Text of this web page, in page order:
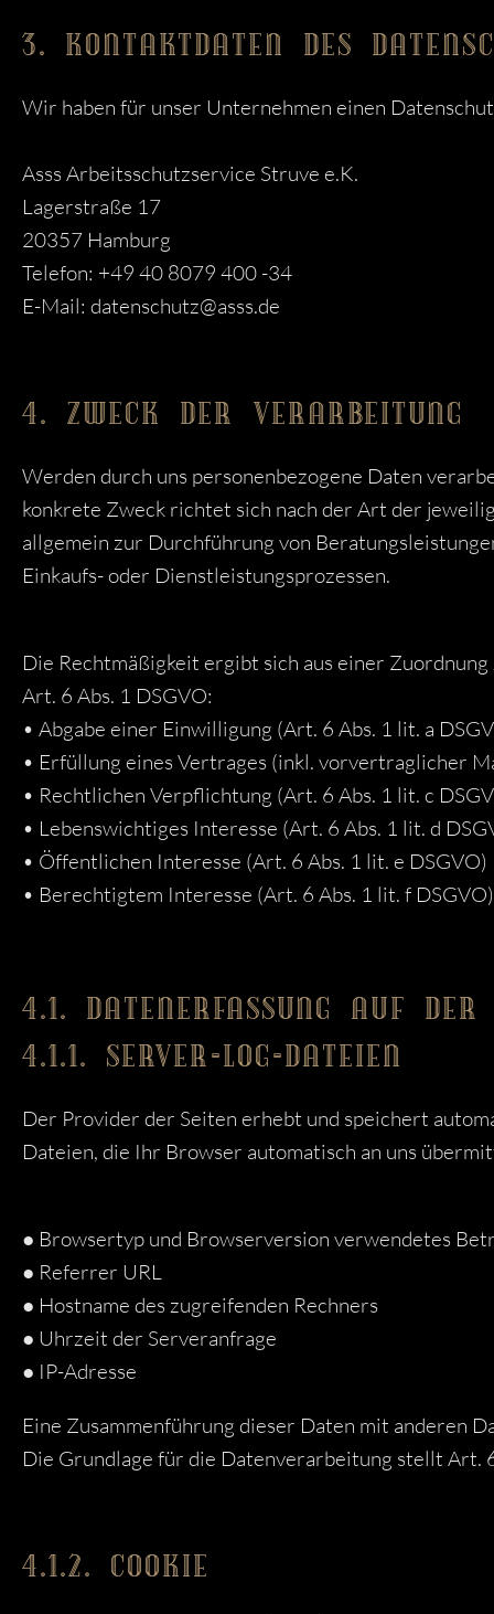
3. KONTAKTDATEN DES
Wir haben für unser Unternehmen einen
Asss Arbeitsschutzservice Struve e.K.
Lagerstraße 17
20357 Hamburg
Telefon: +49 40 8079 400 -34
E-Mail: datenschutz@asss.de
4. ZWECK DER VERARBEITUNG
Werden durch uns personenbezogene Daten
konkrete Zweck richtet sich nach der Art der
allgemein zur Durchführung von
Einkaufs- oder Dienstleistungsprozessen.
Die Rechtmäßigkeit ergibt sich aus einer
Art. 6 Abs. 1 DSGVO:
• Abgabe einer Einwilligung (Art. 6 Abs. 1 lit. a
• Erfüllung eines Vertrages (inkl. vorvertraglicher
• Rechtlichen Verpflichtung (Art. 6 Abs. 1 lit. c
• Lebenswichtiges Interesse (Art. 6 Abs. 1 lit. d
• Öffentlichen Interesse (Art. 6 Abs. 1 lit. e DSGVO)
• Berechtigtem Interesse (Art. 6 Abs. 1 lit. f DSGVO)
4.1. DATENERFASSUNG AUF DER
4.1.1. SERVER-LOG-DATEIEN
Der Provider der Seiten erhebt und speichert
Dateien, die Ihr Browser automatisch an uns
● Browsertyp und Browserversion verwendetes
● Referrer URL
● Hostname des zugreifenden Rechners
● Uhrzeit der Serveranfrage
● IP-Adresse
Eine Zusammenführung dieser Daten mit anderen
Die Grundlage für die Datenverarbeitung stellt Art.
4.1.2. COOKIE